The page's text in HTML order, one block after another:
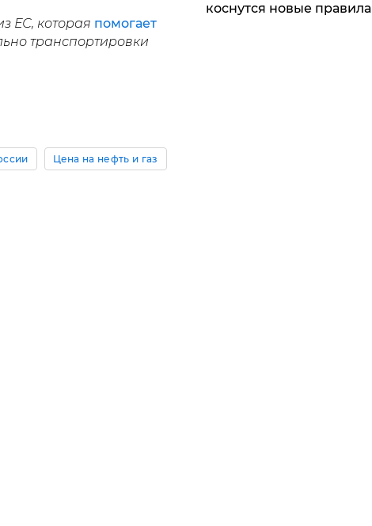
ЕС, которая помогает
транспортировки
Цена на нефть и газ
коснутся новые правила